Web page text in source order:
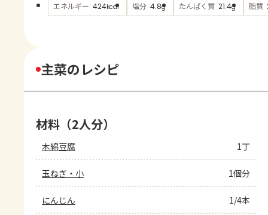
エネルギー 424kcal 塩分 4.8g たんぱく質 21.4g 脂質
主菜のレシピ
材料（2人分）
木綿豆腐 1丁
玉ねぎ・小 1個分
にんじん 1/4本